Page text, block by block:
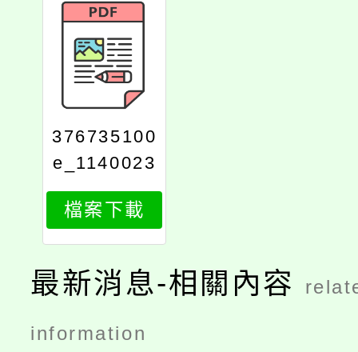
376735100
e_1140023
358_attach
1
檔案下載
最新消息-相關內容
information